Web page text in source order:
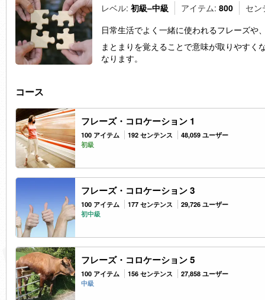
レベル: 初級–中級 アイテム: 800
セン
日常生活でよく一緒に使われるフレーズや
まとまりを覚えることで意味が取りやすく
なります。
コース
フレーズ・コロケーション 1
100 アイテム 192 センテンス
48,059 ユーザー
初級
フレーズ・コロケーション 3
100 アイテム 177 センテンス
29,726 ユーザー
初中級
フレーズ・コロケーション 5
100 アイテム 156 センテンス
27,858 ユーザー
中級